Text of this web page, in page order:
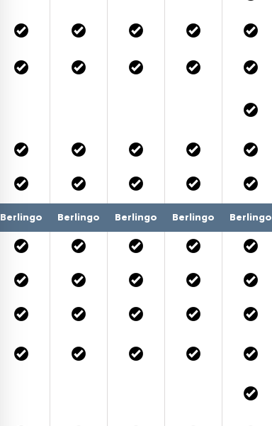
Berlingo Berlingo Berlingo Berlingo Berlingo